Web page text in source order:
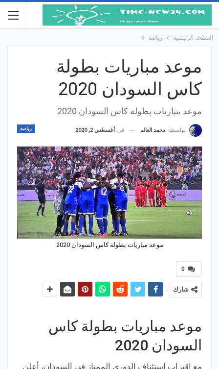
الصفحة الرئيسية رياضة
موعد مباريات بطولة
كاس السودان 2020
موعد مباريات بطولة كاس السودان 2020
رياضة بواسطة محمد العالم في أغسطس 2, 2020
موعد مباريات بطولة كاس السودان 2020
0
شارك
موعد مباريات بطولة كاس
السودان 2020
مع اقتراب استئناف الدوري الممتاز في السودان، أعلن